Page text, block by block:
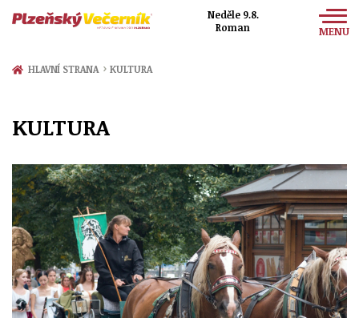
Neděle 9.8.
Roman
MENU
Zprávy
Kultura
Společnost
HLAVNÍ STRANA › KULTURA
KULTURA